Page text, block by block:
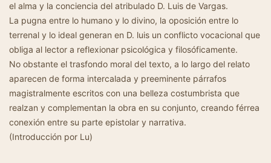
el alma y la conciencia del atribulado D. Luis de Vargas.
La pugna entre lo humano y lo divino, la oposición entre lo
terrenal y lo ideal generan en D. luis un conflicto vocacional que
obliga al lector a reflexionar psicológica y filosóficamente.
No obstante el trasfondo moral del texto, a lo largo del relato
aparecen de forma intercalada y preeminente párrafos
magistralmente escritos con una belleza costumbrista que
realzan y complementan la obra en su conjunto, creando férrea
conexión entre su parte epistolar y narrativa.
(Introducción por Lu)